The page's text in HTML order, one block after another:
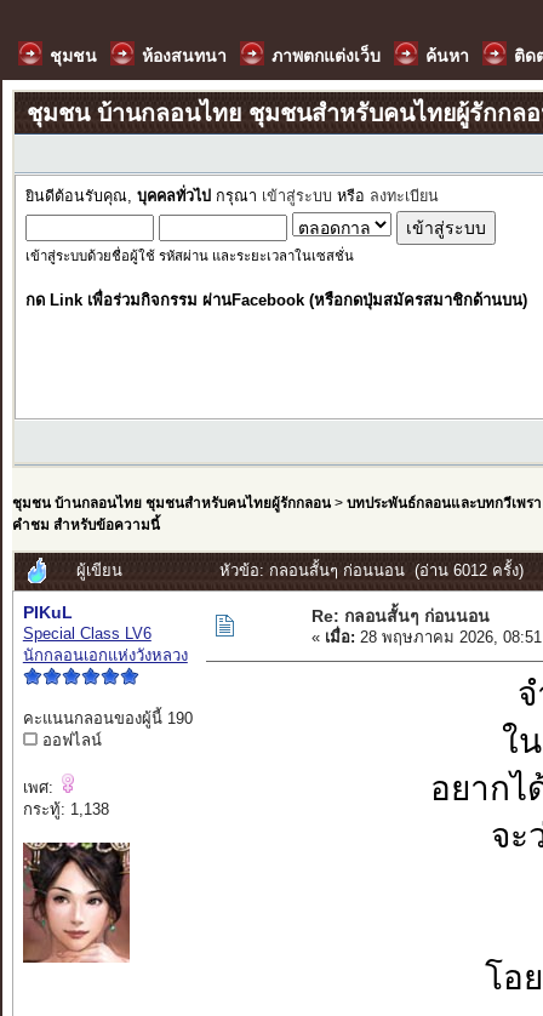
ชุมชน ห้องสนทนา ภาพตกแต่งเว็บ ค้นหา ติด
ชุมชน บ้านกลอนไทย ชุมชนสำหรับคนไทยผู้รักกล
ยินดีต้อนรับคุณ, บุคคลทั่วไป กรุณา เข้าสู่ระบบ หรือ ลงทะเบียน
เข้าสู่ระบบด้วยชื่อผู้ใช้ รหัสผ่าน และระยะเวลาในเซสชั่น
กด Link เพื่อร่วมกิจกรรม ผ่านFacebook (หรือกดปุ่มสมัครสมาชิกด้านบน)
ชุมชน บ้านกลอนไทย ชุมชนสำหรับคนไทยผู้รักกลอน> บทประพันธ์กลอนและบทกวีเพรา
คำชม สำหรับข้อความนี้
ผู้เขียน หัวข้อ: กลอนสั้นๆ ก่อนนอน (อ่าน 6012 ครั้ง)
PIKuL
Special Class LV6
นักกลอนเอกแห่งวังหลวง
คะแนนกลอนของผู้นี้ 190
ออฟไลน์
เพศ:
กระทู้: 1,138
Re: กลอนสั้นๆ ก่อนนอน
« เมื่อ: 28 พฤษภาคม 2026,
ใ
อยากไ
จะ
โอ